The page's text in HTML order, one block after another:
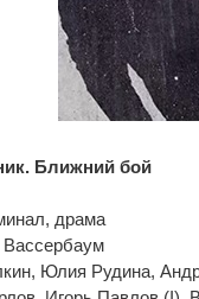
Ближний бой
драма
Юлия Рудина,